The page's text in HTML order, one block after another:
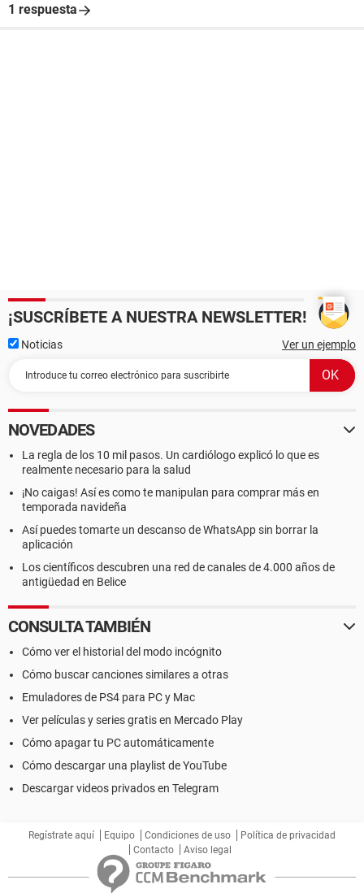
1 respuesta
¡SUSCRÍBETE A NUESTRA NEWSLETTER!
Noticias Ver un ejemplo
NOVEDADES
La regla de los 10 mil pasos. Un cardiólogo explicó lo que es
realmente necesario para la salud
¡No caigas! Así es como te manipulan para comprar más en
temporada navideña
Así puedes tomarte un descanso de WhatsApp sin borrar la
aplicación
Los científicos descubren una red de canales de 4.000 años de
antigüedad en Belice
CONSULTA TAMBIÉN
Cómo ver el historial del modo incógnito
Cómo buscar canciones similares a otras
Emuladores de PS4 para PC y Mac
Ver películas y series gratis en Mercado Play
Cómo apagar tu PC automáticamente
Cómo descargar una playlist de YouTube
Descargar videos privados en Telegram
Regístrate aquí Equipo Condiciones de uso
Política de privacidad
Contacto
Aviso legal